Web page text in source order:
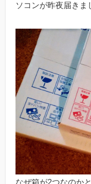
ソコンが昨夜届きま
なぜ箱が2つなのか